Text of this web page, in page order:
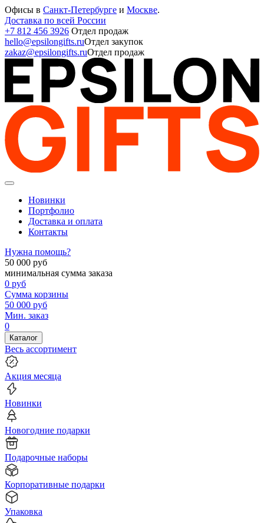
Офисы в Санкт-Петербурге и Москве.
Доставка по всей России
+7 812 456 3926 Отдел продаж
hello@epsilongifts.ruОтдел закупок
zakaz@epsilongifts.ruОтдел продаж
Новинки
Портфолио
Доставка и оплата
Контакты
Нужна помощь?
50 000 руб
минимальная сумма заказа
0 руб
Сумма корзины
50 000 руб
Мин. заказ
0
Каталог
Весь ассортимент
Акция месяца
Новинки
Новогодние подарки
Подарочные наборы
Корпоративные подарки
Упаковка